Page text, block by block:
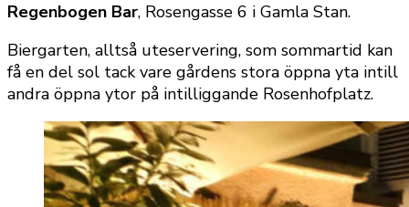
Regenbogen Bar, Rosengasse 6 i Gamla Stan.
Biergarten, alltså uteservering, som sommartid kan
få en del sol tack vare gårdens stora öppna yta intill
andra öppna ytor på intilliggande Rosenhofplatz.